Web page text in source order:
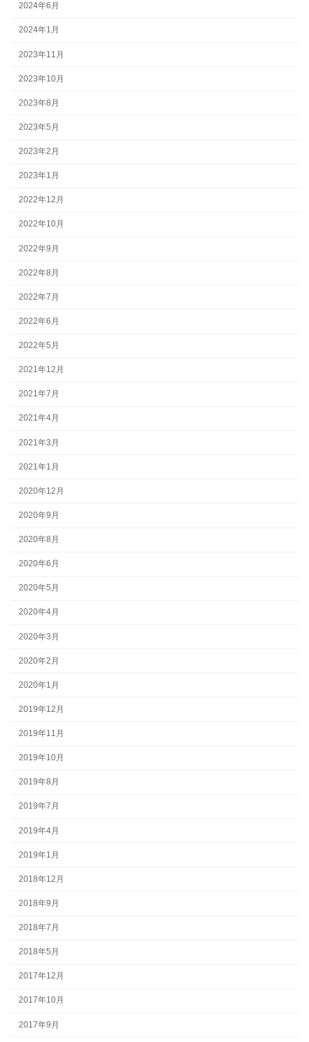
2024年6月
2024年1月
2023年11月
2023年10月
2023年8月
2023年5月
2023年2月
2023年1月
2022年12月
2022年10月
2022年9月
2022年8月
2022年7月
2022年6月
2022年5月
2021年12月
2021年7月
2021年4月
2021年3月
2021年1月
2020年12月
2020年9月
2020年8月
2020年6月
2020年5月
2020年4月
2020年3月
2020年2月
2020年1月
2019年12月
2019年11月
2019年10月
2019年8月
2019年7月
2019年4月
2019年1月
2018年12月
2018年9月
2018年7月
2018年5月
2017年12月
2017年10月
2017年9月